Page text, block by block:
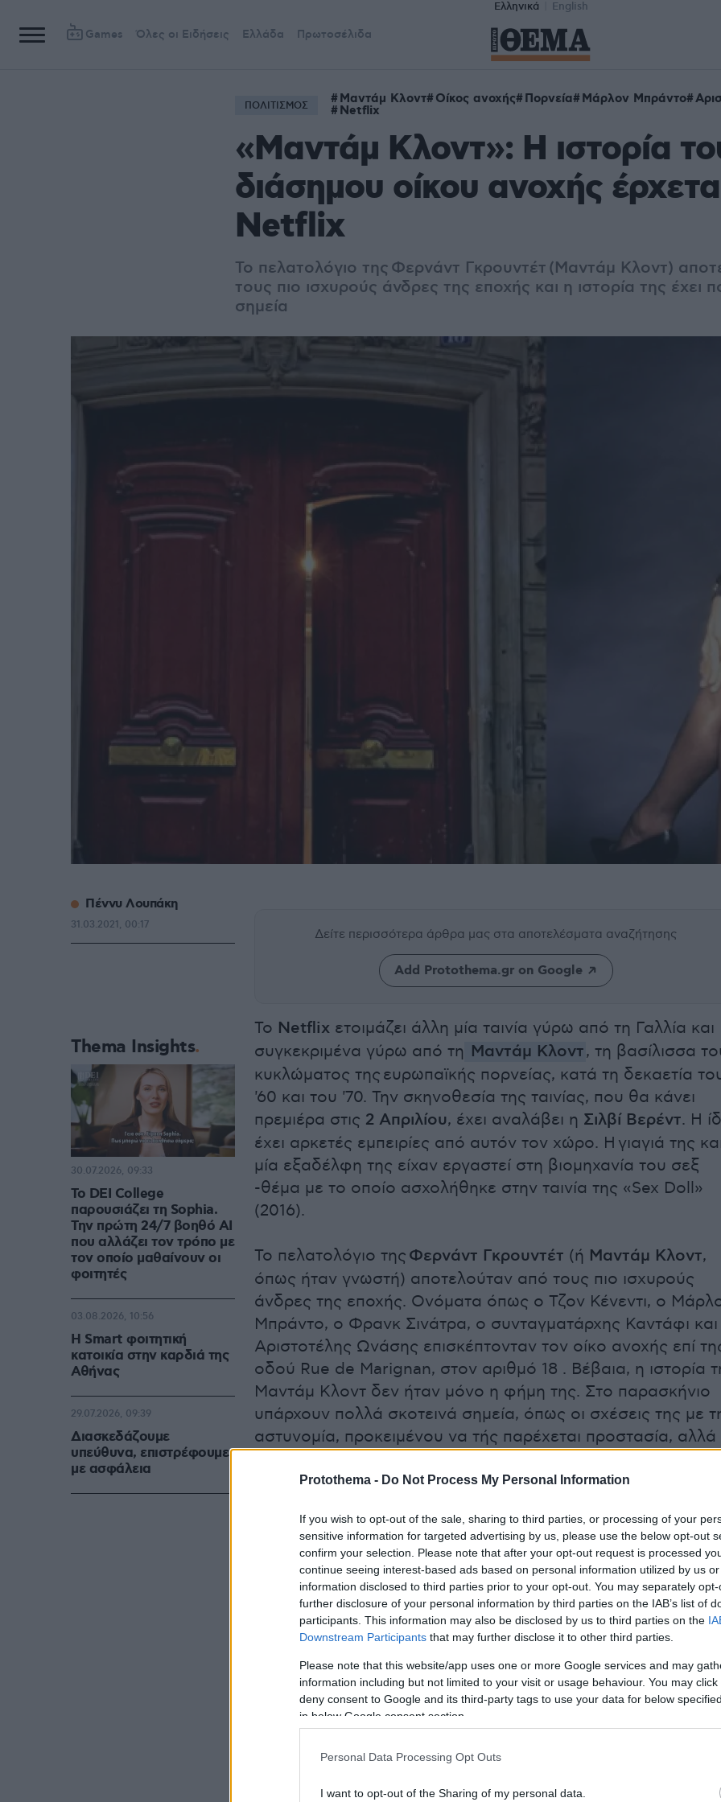
Protothema - Do Not Process My Personal Information
If you wish to opt-out of the sale, sharing to third parties, or processing of your
sensitive information for targeted advertising by us, please use the below opt-out
confirm your selection. Please note that after your opt-out request is processed
continue seeing interest-based ads based on personal information utilized by us
information disclosed to third parties prior to your opt-out. You may separately
further disclosure of your personal information by third parties on the IAB’s list of
participants. This information may also be disclosed by us to third parties on the
Downstream Participants that may further disclose it to other third parties.
Please note that this website/app uses one or more Google services and may
information including but not limited to your visit or usage behaviour. You may
deny consent to Google and its third-party tags to use your data for below
in below Google consent section.
Personal Data Processing Opt Outs
I want to opt-out of the Sharing of my personal data.
Ελληνικά English
Games Όλες οι Ειδήσεις Ελλάδα Πρωτοσέλιδα
ΠΟΛΙΤΙΣΜΟΣ Μαντάμ Κλοντ Οίκος ανοχής Πορνεία Μάρλον Μπράντο
Netflix
«Μαντάμ Κλοντ»: Η ιστορία
διάσημου οίκου ανοχής
Netflix
Το πελατολόγιο της Φερνάντ Γκρουντέτ (Μαντάμ Κλοντ)
τους πιο ισχυρούς άνδρες της εποχής και η ιστορία της έχει
σημεία
Δείτε περισσότερα άρθρα μας στα αποτελέσματα αναζήτησης
Add Protothema.gr on Google
Το Netflix ετοιμάζει άλλη μία ταινία γύρω από τη Γαλλία και
συγκεκριμένα γύρω από τη Μαντάμ Κλοντ, τη βασίλισσα
κυκλώματος της ευρωπαϊκής πορνείας, κατά τη δεκαετία
'60 και του '70. Την σκηνοθεσία της ταινίας, που θα κάνει
πρεμιέρα στις 2 Απριλίου, έχει αναλάβει η Σιλβί Βερέντ. Η
έχει αρκετές εμπειρίες από αυτόν τον χώρο. Η γιαγιά της
μία εξαδέλφη της είχαν εργαστεί στη βιομηχανία του σεξ
-θέμα με το οποίο ασχολήθηκε στην ταινία της «Sex Doll»
(2016).
Το πελατολόγιο της Φερνάντ Γκρουντέτ (ή Μαντάμ Κλοντ,
όπως ήταν γνωστή) αποτελούταν από τους πιο ισχυρούς
άνδρες της εποχής. Ονόματα όπως ο Τζον Κένεντι, ο
Μπράντο, ο Φρανκ Σινάτρα, ο συνταγματάρχης Καντάφι
Αριστοτέλης Ωνάσης επισκέπτονταν τον οίκο ανοχής επί
οδού Rue de Marignan, στον αριθμό 18 . Βέβαια, η ιστορία
Μαντάμ Κλοντ δεν ήταν μόνο η φήμη της. Στο παρασκήνιο
υπάρχουν πολλά σκοτεινά σημεία, όπως οι σχέσεις της με
αστυνομία, προκειμένου να τής παρέχεται προστασία, αλλά
Πέννυ Λουπάκη
31.03.2021, 00:17
Thema Insights
Το DEI College
παρουσιάζει τη Sophia.
Την πρώτη 24/7 βοηθό AI
που αλλάζει τον τρόπο με
τον οποίο μαθαίνουν οι
φοιτητές
30.07.2026, 09:33
Η Smart φοιτητική
κατοικία στην καρδιά της
Αθήνας
03.08.2026, 10:56
Διασκεδάζουμε
υπεύθυνα, επιστρέφουμε
με ασφάλεια
29.07.2026, 09:39